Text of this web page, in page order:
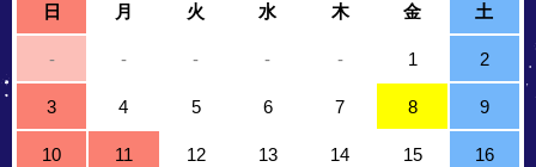
日 月 火 水 木 金 土
- - - - - 1 2
3 4 5 6 7 8 9
10 11 12 13 14 15 16